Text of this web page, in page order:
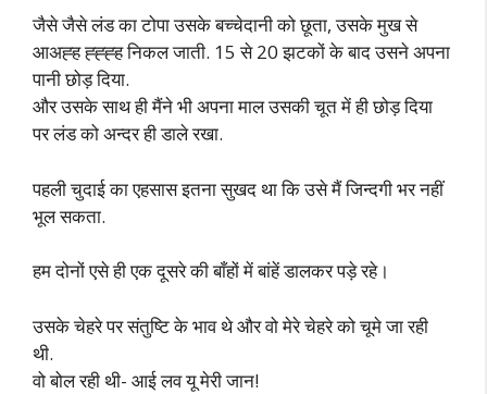
जैसे जैसे लंड का टोपा उसके बच्चेदानी को छूता, उसके मुख से
आअह्ह ह्ह्ह्ह निकल जाती. 15 से 20 झटकों के बाद उसने अपना
पानी छोड़ दिया.
और उसके साथ ही मैंने भी अपना माल उसकी चूत में ही छोड़ दिया
पर लंड को अन्दर ही डाले रखा.
पहली चुदाई का एहसास इतना सुखद था कि उसे मैं जिन्दगी भर नहीं
भूल सकता.
हम दोनों एसे ही एक दूसरे की बाँहों में बांहें डालकर पड़े रहे।
उसके चेहरे पर संतुष्टि के भाव थे और वो मेरे चेहरे को चूमे जा रही
थी.
वो बोल रही थी- आई लव यू मेरी जान!